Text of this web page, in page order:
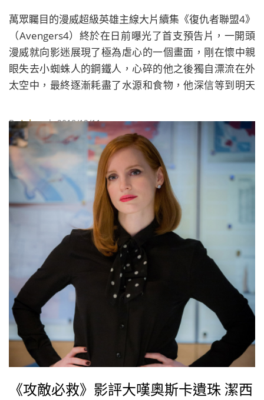
萬眾矚目的漫威超級英雄主線大片續集《復仇者聯盟4》
（Avengers4）終於在日前曝光了首支預告片，一開頭
漫威就向影迷展現了極為虐心的一個畫面，剛在懷中親
眼失去小蜘蛛人的鋼鐵人，心碎的他之後獨自漂流在外
太空中，最終逐漸耗盡了水源和食物，他深信等到明天
頭。這一段全新曝光的預告劇情就已經讓許多粉絲哭斷
腸，沒想到火速在推特上引起一大片效應。
ByJuksy| 2018/12/11
《攻敵必救》影評大嘆奧斯卡遺珠 潔西